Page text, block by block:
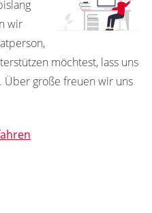
wir
möchtest, lass uns
Über große freuen wir uns